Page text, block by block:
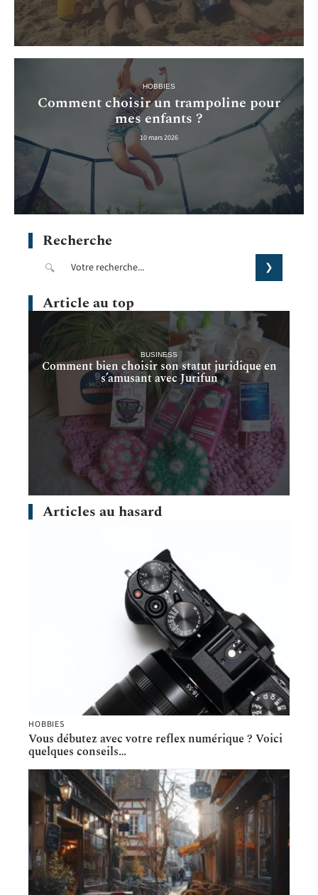
HOBBIES
Comment choisir un trampoline pour
mes enfants ?
10 mars 2026
Recherche
Article au top
BUSINESS
Comment bien choisir son statut juridique en
s’amusant avec Jurifun
Articles au hasard
HOBBIES
Vous débutez avec votre reflex numérique ? Voici
quelques conseils…